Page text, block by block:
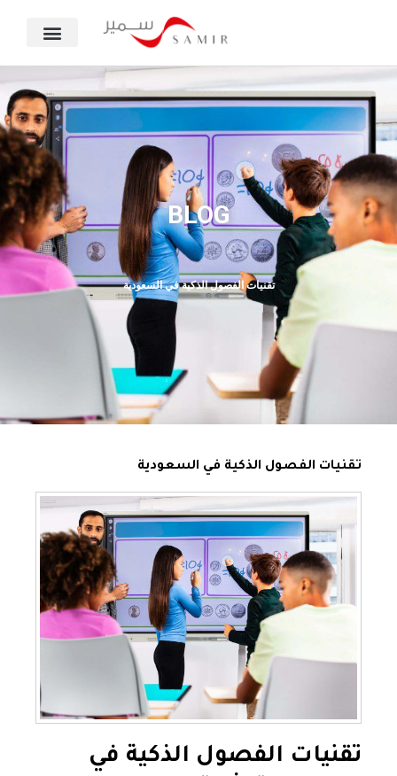
BLOG
تقنيات الفصول الذكية في السعودية
تقنيات الفصول الذكية في السعودية
تقنيات الفصول الذكية في